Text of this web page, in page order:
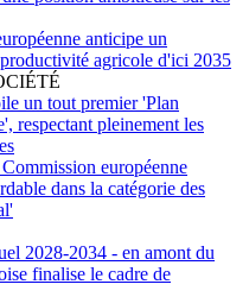
anticipe un
agricole d'ici 2035
un tout premier 'Plan
respectant pleinement les
européenne
dans la catégorie des
2028-2034 - en amont du
finalise le cadre de